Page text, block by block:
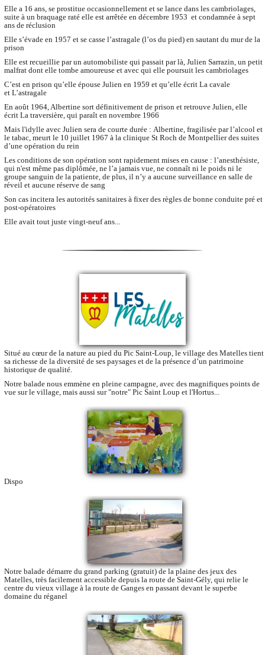
Elle a 16 ans, se prostitue occasionnellement et se lance dans les cambriolages,
suite à un braquage raté elle est arrêtée en décembre 1953 et condamnée à sept
ans de réclusion
Elle s’évade en 1957 et se casse l’astragale (l’os du pied) en sautant du mur de la
prison
Elle est recueillie par un automobiliste qui passait par là, Julien Sarrazin, un petit
malfrat dont elle tombe amoureuse et avec qui elle poursuit les cambriolages
C’est en prison qu’elle épouse Julien en 1959 et qu’elle écrit La cavale
et L’astragale
En août 1964, Albertine sort définitivement de prison et retrouve Julien, elle
écrit La traversière, qui paraît en novembre 1966
Mais l'idylle avec Julien sera de courte durée : Albertine, fragilisée par l’alcool et
le tabac, meurt le 10 juillet 1967 à la clinique St Roch de Montpellier des suites
d’une opération du rein
Les conditions de son opération sont rapidement mises en cause : l’anesthésiste,
qui n'est même pas diplômée, ne l’a jamais vue, ne connaît ni le poids ni le
groupe sanguin de la patiente, de plus, il n’y a aucune surveillance en salle de
réveil et aucune réserve de sang
Son cas incitera les autorités sanitaires à fixer des règles de bonne conduite pré et
post-opératoires
Elle avait tout juste vingt-neuf ans...
Situé au cœur de la nature au pied du Pic Saint-Loup, le village des Matelles tient
sa richesse de la diversité de ses paysages et de la présence d’un patrimoine
historique de qualité.
Notre balade nous emmène en pleine campagne, avec des magnifiques points de
vue sur le village, mais aussi sur "notre" Pic Saint Loup et l'Hortus...
Dispo
Notre balade démarre du grand parking (gratuit) de la plaine des jeux des
Matelles, très facilement accessible depuis la route de Saint-Gély, qui relie le
centre du vieux village à la route de Ganges en passant devant le superbe
domaine du réganel